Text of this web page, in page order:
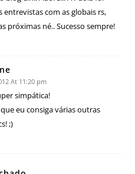
entrevistas com as globais rs,
próximas né.. Sucesso sempre!
At 11:20 pm
simpática!
eu consiga várias outras
;)